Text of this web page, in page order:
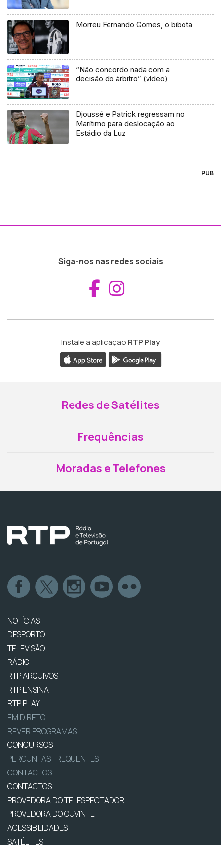
Morreu Fernando Gomes, o bibota
“Não concordo nada com a
decisão do árbitro” (vídeo)
Djoussé e Patrick regressam no
Marítimo para deslocação ao
Estádio da Luz
PUB
Siga-nos nas redes sociais
Aceder ao
Instale a aplicação RTP Play
Redes de Satélites
Frequências
Moradas e Telefones
NOTÍCIAS
DESPORTO
TELEVISÃO
RÁDIO
RTP ARQUIVOS
RTP ENSINA
RTP PLAY
EM DIRETO
REVER PROGRAMAS
CONCURSOS
PERGUNTAS FREQUENTES
CONTACTOS
CONTACTOS
PROVEDORA DO TELESPECTADOR
PROVEDORA DO OUVINTE
ACESSIBILIDADES
SATÉLITES